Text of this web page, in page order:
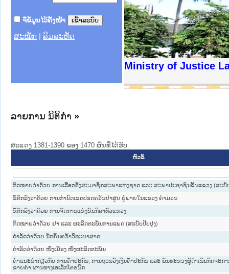
ຈື່ຂໍ້ມູນໄວ້ຄັ້ງໜ້າ
ສະໝັກ ລືມລະຫັດ
Ministry of Justice
າຊົນ ພາກເໜືອ
ການ
ກາງ
ໃຕ້
ຕຳຫຼວດປະຊາຊົນ
ສັນຕິບານປະຊາຊົນ
ກເໜືອ
າຊົນ ພາກກາງ
ລາຍການ ນິຕິກໍາ »
ສະແດງ 1381-1390 ຂອງ 1470 ຜົນທີ່ໄດ້ຮັບ.
ຫົວຂໍ້
ກົດໝາຍວ່າດ້ວຍ ການເລືອກຕັ້ງສະມາຊິກສະພາແຫ່ງຊາດ ແລະ ສະພາປະຊາຊົນຂັ້ນແຂວງ (ສະບັ
ຂໍ້ຕົກລົງວ່າດ້ວຍ ການກຳນົດເຂດປອດຄວັນຢາສູບ ຢູ່ພາຍໃນແຂວງ ຄຳມ່ວນ
ຂໍ້ຕົກລົງວ່າດ້ວຍ ການຈັດການແຂ່ງຂັນກິລາທົ່ວແຂວງ
ກົດໝາຍວ່າດ້ວຍ ຢາ ແລະ ຜະລິດຕະພັນການແພດ (ສະບັບປັບປຸງ)
ດຳລັດວ່າດ້ວຍ ນັກຄົ້ນຄວ້າວິທະຍາສາດ
ດຳລັດວ່າດ້ວຍ ໜຶ່ງເມືອງ ໜຶ່ງຜະລິດຕະພັນ
ຄຳແນະນຳກ່ຽວກັບ ການຄ້ຳປະກັນ, ການຖອນວົງເງິນຄ້ຳປະກັນ ແລະ ພັນທະຂອງຜູ້ດຳເນີນກິດຈະກ
ຂາຍຄຳ ຜ່ານທາງເອເລັກໂຕຮນິກ